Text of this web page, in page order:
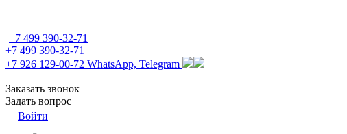
+7 499 390-32-71
+7 499 390-32-71
+7 926 129-00-72 WhatsApp, Telegram
Заказать звонок
Задать вопрос
Войти